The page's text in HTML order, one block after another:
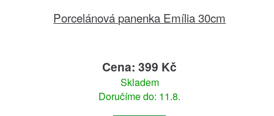
Porcelánová panenka Emília 30cm
Cena: 399 Kč
Skladem
Doručíme do: 11.8.